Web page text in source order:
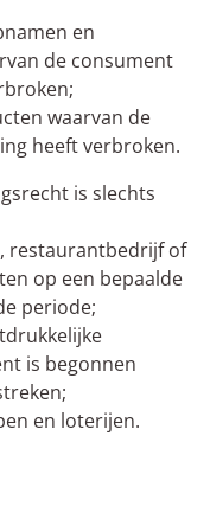
en
de consument
waarvan de
heeft verbroken.
is slechts
restaurantbedrijf of
op een bepaalde
periode;
is begonnen
en loterijen.